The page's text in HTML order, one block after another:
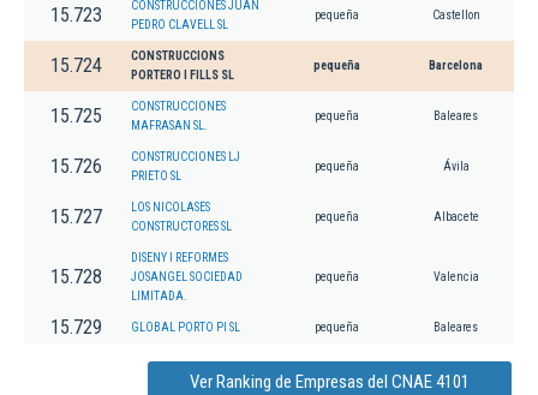
15.723
CONSTRUCCIONES JUAN
PEDRO CLAVELL SL
pequeña Castellon
15.724
CONSTRUCCIONS
PORTERO I FILLS SL
pequeña Barcelona
15.725
CONSTRUCCIONES
MAFRASAN SL.
pequeña Baleares
15.726
CONSTRUCCIONES LJ
PRIETO SL
pequeña Ávila
15.727
LOS NICOLASES
CONSTRUCTORES SL
pequeña Albacete
15.728
DISENY I REFORMES
JOSANGEL SOCIEDAD
LIMITADA.
pequeña Valencia
15.729 GLOBAL PORTO PI SL pequeña Baleares
Ver Ranking de Empresas del CNAE 4101